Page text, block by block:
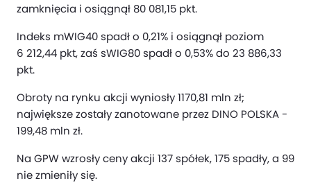
zamknięcia i osiągnął 80 081,15 pkt.
Indeks mWIG40 spadł o 0,21% i osiągnął poziom
6 212,44 pkt, zaś sWIG80 spadł o 0,53% do 23 886,33
pkt.
Obroty na rynku akcji wyniosły 1170,81 mln zł;
największe zostały zanotowane przez DINO POLSKA -
199,48 mln zł.
Na GPW wzrosły ceny akcji 137 spółek, 175 spadły, a 99
nie zmieniły się.